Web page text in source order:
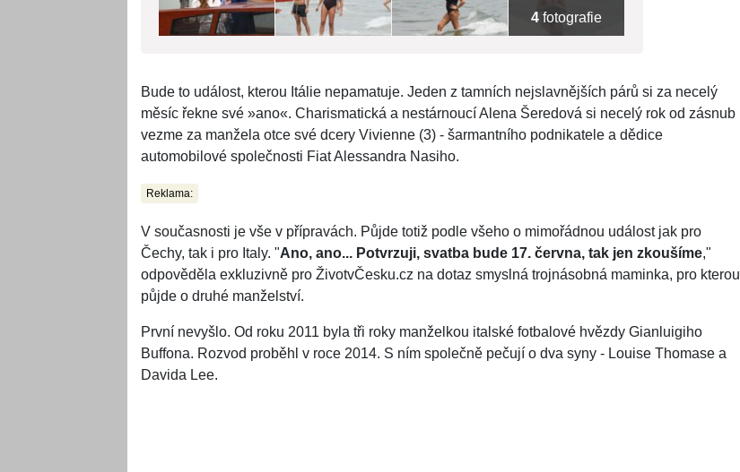
4 fotografie
Bude to událost, kterou Itálie nepamatuje. Jeden z tamních nejslavnějších párů si za necelý
měsíc řekne své »ano«. Charismatická a nestárnoucí Alena Šeredová si necelý rok od zásnub
vezme za manžela otce své dcery Vivienne (3) - šarmantního podnikatele a dědice
automobilové společnosti Fiat Alessandra Nasiho.
Reklama:
V současnosti je vše v přípravách. Půjde totiž podle všeho o mimořádnou událost jak pro
Čechy, tak i pro Italy. "Ano, ano... Potvrzuji, svatba bude 17. června, tak jen zkoušíme,"
odpověděla exkluzivně pro ŽivotvČesku.cz na dotaz smyslná trojnásobná maminka, pro kterou
půjde o druhé manželství.
První nevyšlo. Od roku 2011 byla tři roky manželkou italské fotbalové hvězdy Gianluigiho
Buffona. Rozvod proběhl v roce 2014. S ním společně pečují o dva syny - Louise Thomase a
Davida Lee.